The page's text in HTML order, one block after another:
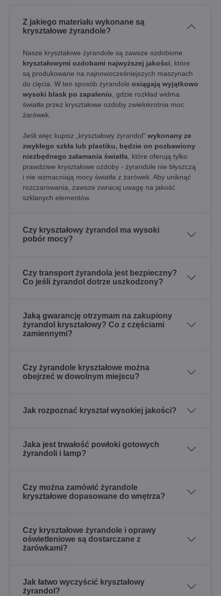
Z jakiego materiału wykonane są
kryształowe żyrandole?
Nasze kryształowe żyrandole są zawsze ozdobione
kryształowymi ozdobami najwyższej jakości, które
są produkowane na najnowocześniejszych maszynach
do cięcia. W ten sposób żyrandole osiągają wyjątkowo
wysoki blask po zapaleniu, gdzie rozkład widma
światła przez kryształowe ozdoby zwielokrotnia moc
żarówek.
Jeśli więc kupisz „kryształowy żyrandol" wykonany ze
zwykłego szkła lub plastiku, będzie on pozbawiony
niezbędnego załamania światła, które oferują tylko
prawdziwe kryształowe ozdoby - żyrandole nie błyszczą
i nie wzmacniają mocy światła z żarówek. Aby uniknąć
rozczarowania, zawsze zwracaj uwagę na jakość
szklanych elementów.
Czy kryształowy żyrandol ma wysoki
pobór mocy?
Czy transport żyrandola jest bezpieczny?
Co jeśli żyrandol dotrze uszkodzony?
Jaką gwarancję otrzymam na zakupiony
żyrandol kryształowy? Co z częściami
zamiennymi?
Czy żyrandole kryształowe można
obejrzeć w dowolnym miejscu?
Jak rozpoznać kryształ wysokiej jakości?
Jaka jest trwałość powłoki gotowych
żyrandoli i lamp?
Czy można zamówić żyrandole
kryształowe dopasowane do wnętrza?
Czy kryształowe żyrandole i oprawy
oświetleniowe są dostarczane z
żarówkami?
Jak łatwo wyczyścić kryształowy
żyrandol?